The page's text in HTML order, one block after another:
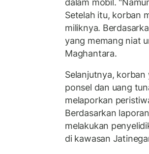
Setelah itu, korban
miliknya.
yang memang niat
Maghantara.
Selanjutnya,
ponsel dan uang
melaporkan
Berdasarkan
melakukan
di kawasan